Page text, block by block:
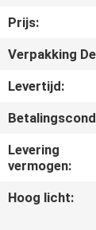
ONS
OM
EEN
Prijs:
Verpakking
Levertijd:
Levering
vermogen:
Hoog licht: